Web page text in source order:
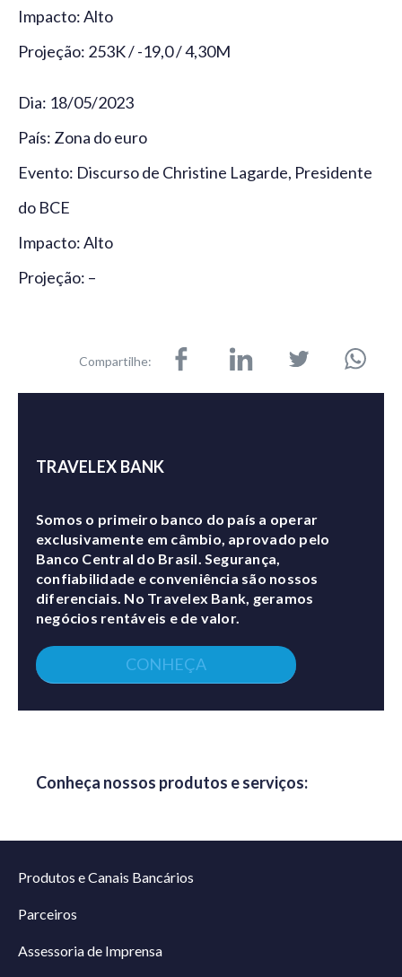
Impacto: Alto
Projeção: 253K / -19,0 / 4,30M
Dia: 18/05/2023
País: Zona do euro
Evento: Discurso de Christine Lagarde, Presidente
do BCE
Impacto: Alto
Projeção: –
Compartilhe:
TRAVELEX BANK
Somos o primeiro banco do país a operar
exclusivamente em câmbio, aprovado pelo
Banco Central do Brasil. Segurança,
confiabilidade e conveniência são nossos
diferenciais. No Travelex Bank, geramos
negócios rentáveis e de valor.
CONHEÇA
Conheça nossos produtos e serviços:
Produtos e Canais Bancários
Parceiros
Assessoria de Imprensa